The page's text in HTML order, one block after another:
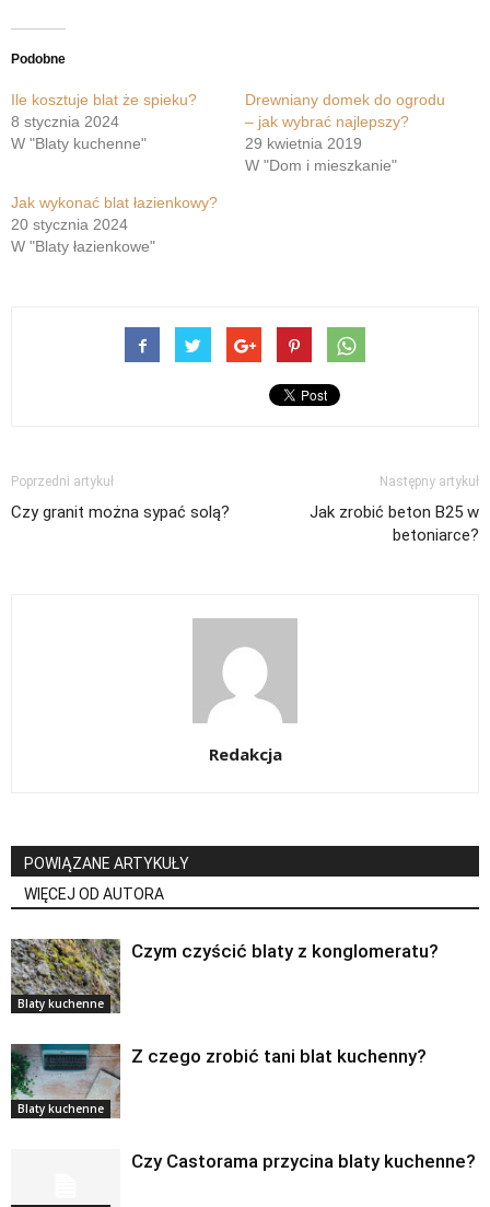
Podobne
Ile kosztuje blat że spieku?
8 stycznia 2024
W "Blaty kuchenne"
Drewniany domek do ogrodu
– jak wybrać najlepszy?
29 kwietnia 2019
W "Dom i mieszkanie"
Jak wykonać blat łazienkowy?
20 stycznia 2024
W "Blaty łazienkowe"
Poprzedni artykuł
Czy granit można sypać solą?
Następny artykuł
Jak zrobić beton B25 w
betoniarce?
Redakcja
POWIĄZANE ARTYKUŁY
WIĘCEJ OD AUTORA
Blaty kuchenne
Czym czyścić blaty z konglomeratu?
Blaty kuchenne
Z czego zrobić tani blat kuchenny?
Czy Castorama przycina blaty kuchenne?